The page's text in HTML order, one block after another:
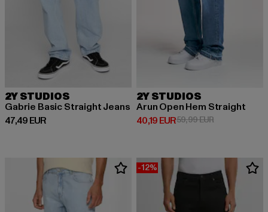
2Y STUDIOS
Gabrie Basic Straight Jeans
47,49 EUR
Derzeitiger Preis: 47,49 EUR
2Y STUDIOS
Arun Open Hem Straight
40,19 EUR
Derzeitiger Preis: 40,19 EUR
59,99 EURAktionspreis:
-12%